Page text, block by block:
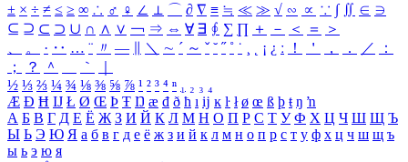
± × ÷ ≠ ≤ ≥ ∞ ∴ ♂ ♀ ∠ ⊥ ⌒ ∂ ∇ ≡ ≒ ≪ ≫ √ ∽ ∝ ∵ ∫ ∬ ∈ ∋
⊆ ⊇ ⊂ ⊃ ∪ ∩ ∧ ∨ ￢ ⇒ ⇔ ∀ ∃ ∮ ∑ ∏ ＋ － ＜ ＝
＞
、
。 · ‥ … ¨ 〃 ― ＼ ∼ ´ ～ ˇ ˘ ˝ ˚ ˙ ¸ ¡ ¿ ː ！ ＇ ， ． ／
：
；
？ ＾ ｀
½ ⅓ ⅔ ¼ ¾ ⅛ ⅜ ⅝ ⅞ ¹ ² ³ ⁴ ⁿ ₁ ₂ ₃ ₄
Æ Ð Ħ Ĳ Ł Ø Œ Þ Ŧ Ŋ æ đ ð ħ ı ĳ ĸ ŀ ł ø œ ß þ ŧ ŋ ŉ
А Б В Г Д Е Ё Ж З И Й К Л М Н О П Р С Т У Ф Х Ц Ч Ш Щ Ъ
Ы Ь Э Ю Я а б в г д е ё ж з и й к л м н о п р с т у ф х ц ч ш щ ъ
ы ь э ю я